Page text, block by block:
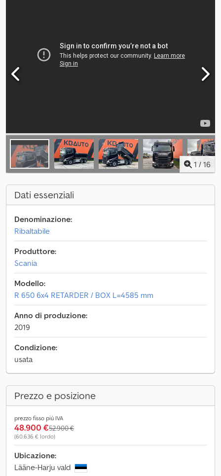
1 / 16
Dati essenziali
Denominazione:
Ribaltabile
Produttore:
Scania
Modello:
R 650 6x4 RETARDER / BOX L=4585 mm
Anno di produzione:
2019
Condizione:
usata
Prezzo e posizione
prezzo fisso più IVA
48.900 €52.900 €
(60.636 € lordo)
Ubicazione:
Lääne-Harju vald